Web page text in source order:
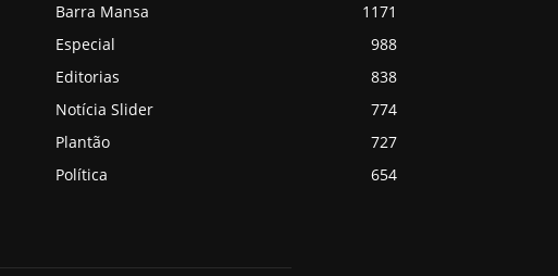
Barra Mansa
1171
Especial
988
Editorias
838
Notícia Slider
774
Plantão
727
Política
654